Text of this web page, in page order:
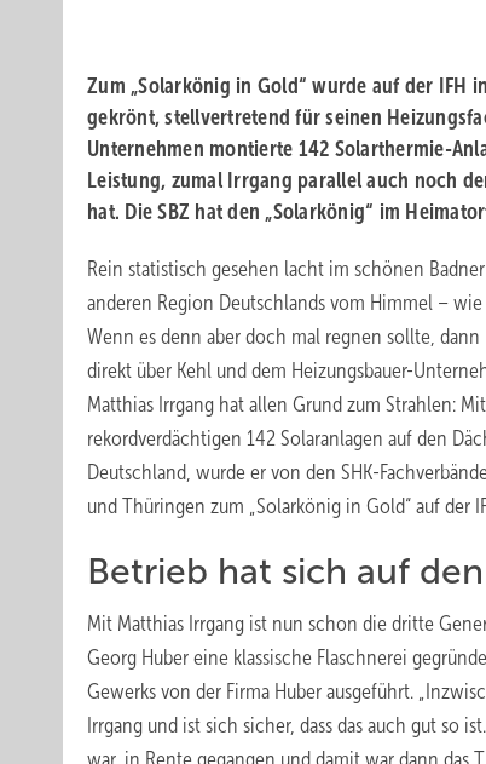
Zum „Solarkönig in Gold“ wurde auf der IFH
gekrönt, stellvertretend für seinen
Unternehmen montierte 142 Solar­thermie-
Leistung, zumal Irrgang parallel auch noch
hat. Die SBZ hat den „Solarkönig“ im
Rein statistisch gesehen lacht im schönen
anderen Region Deutschlands vom Himmel –
Wenn es denn aber doch mal regnen sollte,
direkt über Kehl und dem Heizungsbauer-
Matthias Irrgang hat allen Grund zum Strahlen:
rekordverdächtigen 142 Solaranlagen auf den
Deutschland, wurde er von den SHK-
und Thüringen zum „Solarkönig in Gold“ auf der
Betrieb hat sich auf
Mit Matthias Irrgang ist nun schon die dritte
Georg Huber eine klassische Flaschnerei
Gewerks von der Firma Huber ausgeführt.
Irrgang und ist sich sicher, dass das auch gut so
war, in Rente gegangen und damit war dann das